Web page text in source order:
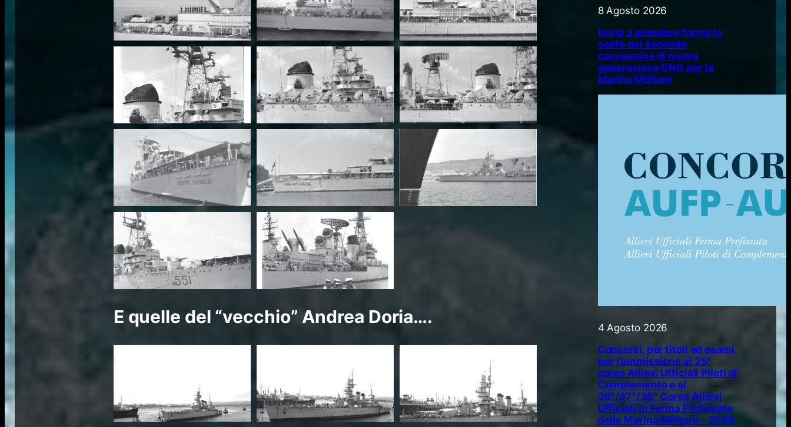
E quelle del “vecchio” Andrea Doria….
8 Agosto 2026
Inizia a prendere forma lo
scafo del secondo
cacciamine di nuova
generazione CNG per la
Marina Militare
4 Agosto 2026
Concorsi, per titoli ed esami,
per l’ammissione al 25°
corso Allievi Ufficiali Piloti di
Complemento e al
36°/37°/38° Corso Allievi
Ufficiali in Ferma Prefissata
della Marina Militare – 2026